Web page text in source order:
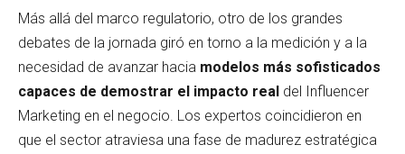
Más allá del marco regulatorio, otro de los grandes
debates de la jornada giró en torno a la medición y a la
necesidad de avanzar hacia modelos más sofisticados
capaces de demostrar el impacto real del Influencer
Marketing en el negocio. Los expertos coincidieron en
que el sector atraviesa una fase de madurez estratégica